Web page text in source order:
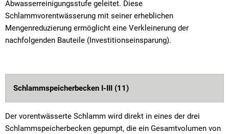
Abwasserreinigungsstufe geleitet. Diese
Schlammvorentwässerung mit seiner erheblichen
Mengenreduzierung ermöglicht eine Verkleinerung der
nachfolgenden Bauteile (Investitionseinsparung).
Schlammspeicherbecken I-III (11)
Der vorentwässerte Schlamm wird direkt in eines der drei
Schlammspeicherbecken gepumpt, die ein Gesamtvolumen von